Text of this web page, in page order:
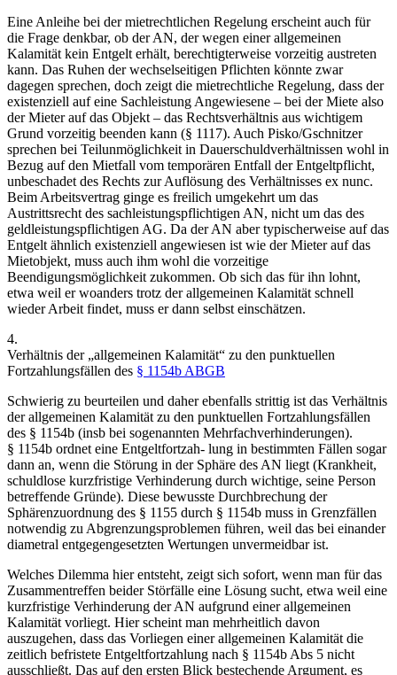
Eine Anleihe bei der mietrechtlichen Regelung erscheint auch für
die Frage denkbar, ob der AN, der wegen einer allgemeinen
Kalamität kein Entgelt erhält, berechtigterweise vorzeitig austreten
kann. Das Ruhen der wechselseitigen Pflichten könnte zwar
dagegen sprechen, doch zeigt die mietrechtliche Regelung, dass der
existenziell auf eine Sachleistung Angewiesene – bei der Miete also
der Mieter auf das Objekt – das Rechtsverhältnis aus wichtigem
Grund vorzeitig beenden kann (§ 1117). Auch Pisko/Gschnitzer
sprechen bei Teilunmöglichkeit in Dauerschuldverhältnissen wohl in
Bezug auf den Mietfall vom temporären Entfall der Entgeltpflicht,
unbeschadet des Rechts zur Auflösung des Verhältnisses ex nunc.
Beim Arbeitsvertrag ginge es freilich umgekehrt um das
Austrittsrecht des sachleistungspflichtigen AN, nicht um das des
geldleistungspflichtigen AG. Da der AN aber typischerweise auf das
Entgelt ähnlich existenziell angewiesen ist wie der Mieter auf das
Mietobjekt, muss auch ihm wohl die vorzeitige
Beendigungsmöglichkeit zukommen. Ob sich das für ihn lohnt,
etwa weil er woanders trotz der allgemeinen Kalamität schnell
wieder Arbeit findet, muss er dann selbst einschätzen.
4.
Verhältnis der „allgemeinen Kalamität“ zu den punktuellen
Fortzahlungsfällen des § 1154b ABGB
Schwierig zu beurteilen und daher ebenfalls strittig ist das Verhältnis
der allgemeinen Kalamität zu den punktuellen Fortzahlungsfällen
des § 1154b (insb bei sogenannten Mehrfachverhinderungen).
§ 1154b ordnet eine Entgeltfortzah- lung in bestimmten Fällen sogar
dann an, wenn die Störung in der Sphäre des AN liegt (Krankheit,
schuldlose kurzfristige Verhinderung durch wichtige, seine Person
betreffende Gründe). Diese bewusste Durchbrechung der
Sphärenzuordnung des § 1155 durch § 1154b muss in Grenzfällen
notwendig zu Abgrenzungsproblemen führen, weil das bei einander
diametral entgegengesetzten Wertungen unvermeidbar ist.
Welches Dilemma hier entsteht, zeigt sich sofort, wenn man für das
Zusammentreffen beider Störfälle eine Lösung sucht, etwa weil eine
kurzfristige Verhinderung der AN aufgrund einer allgemeinen
Kalamität vorliegt. Hier scheint man mehrheitlich davon
auszugehen, dass das Vorliegen einer allgemeinen Kalamität die
zeitlich befristete Entgeltfortzahlung nach § 1154b Abs 5 nicht
ausschließt. Das auf den ersten Blick bestechende Argument, es